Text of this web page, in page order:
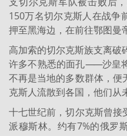
150万名切尔克斯人在战争
押至黑海边，在前往鄂图曼
高加索的切尔克斯族支离破
许多不熟悉的面孔——沙皇
不再是当地的多数群体，
克斯人流散到各国，他们从
十七世纪前，切尔克斯曾
派穆斯林。约有7%的俄罗